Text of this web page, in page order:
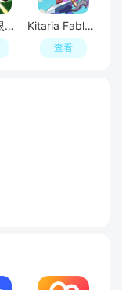
塔和弓无限金币钻石破解版 Kitaria Fables奇塔利亚童话无限金钱破解版
查看